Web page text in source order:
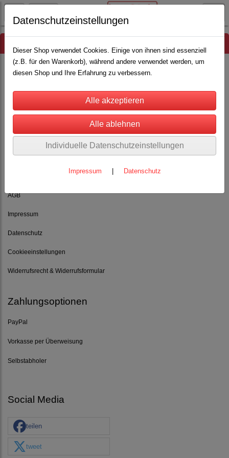
AGB
Impressum
Datenschutz
Cookieeinstellungen
Widerrufsrecht & Widerrufsformular
Zahlungsoptionen
PayPal
Vorkasse per Überweisung
Selbstabholer
Social Media
teilen
tweet
Datenschutzeinstellungen
Dieser Shop verwendet Cookies. Einige von ihnen sind essenziell
(z.B. für den Warenkorb), während andere verwendet werden, um
diesen Shop und Ihre Erfahrung zu verbessern.
Individuelle Datenschutzeinstellungen
Impressum Datenschutz